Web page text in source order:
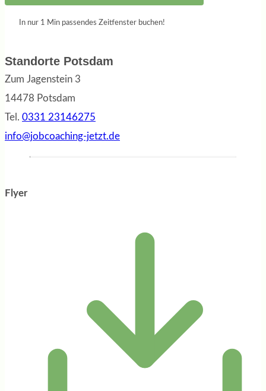
In nur 1 Min passendes Zeitfenster buchen!
Standorte Potsdam
Zum Jagenstein 3
14478 Potsdam
Tel. 0331 23146275
info@jobcoaching-jetzt.de
Flyer